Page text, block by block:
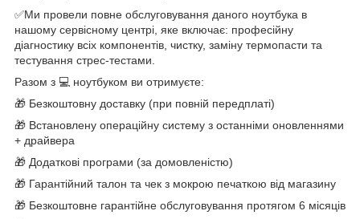
✅Ми провели повне обслуговування даного ноутбука в
нашому сервісному центрі, яке включає: професійну
діагностику всіх компонентів, чистку, заміну термопасти та
тестування стрес-тестами.
Разом з 💻 ноутбуком ви отримуєте:
🎁 Безкоштовну доставку (при повній передплаті)
🎁 Встановлену операційну систему з останніми оновленнями
+ драйвера
🎁 Додаткові програми (за домовленістю)
🎁 Гарантійний талон та чек з мокрою печаткою від магазину
🎁 Безкоштовне гарантійне обслуговування протягом 6 місяців